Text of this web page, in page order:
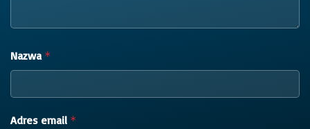
Nazwa *
Adres email *